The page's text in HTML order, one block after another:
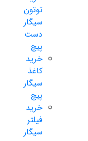
توتون
سیگار
دست
پیچ
خرید
کاغذ
سیگار
پیچ
خرید
فیلتر
سیگار